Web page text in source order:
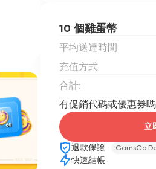
10 個雞蛋幣
平均送達時間
充值方式
合計:
有促銷代碼或優惠券嗎
立
退款保證 GamsGo
快速結帳